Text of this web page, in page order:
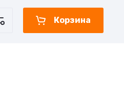
Корзина